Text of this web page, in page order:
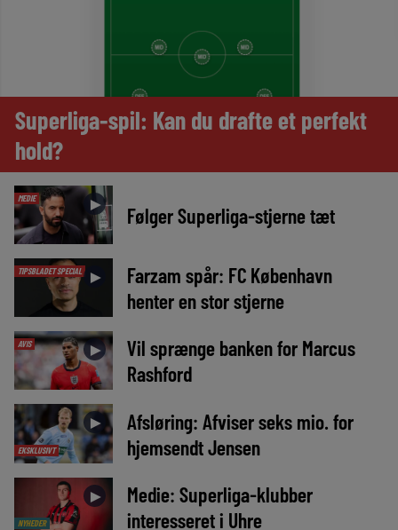
Superliga-spil: Kan du drafte et perfekt
hold?
MEDIE ► Følger Superliga-stjerne tæt
TIPSBLADET SPECIAL ►
Farzam spår: FC København
henter en stor stjerne
AVIS ►
Vil sprænge banken for Marcus
Rashford
EKSKLUSIVT
►
Afsløring: Afviser seks mio. for
hjemsendt Jensen
NYHEDER
►
Medie: Superliga-klubber
interesseret i Uhre